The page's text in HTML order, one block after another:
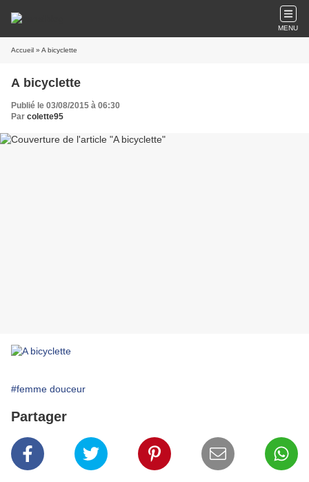
MENU
Accueil » A bicyclette
A bicyclette
Publié le 03/08/2015 à 06:30
Par colette95
#femme douceur
Partager